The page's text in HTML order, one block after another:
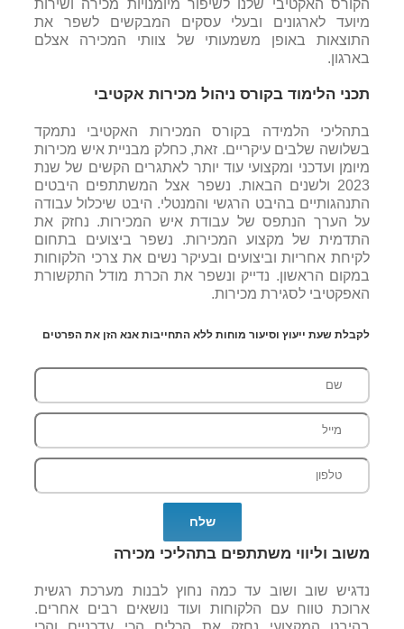
הקורס האקטיבי שלנו לשיפור מיומנויות מכירה ושירות
מיועד לארגונים ובעלי עסקים המבקשים לשפר את
התוצאות באופן משמעותי של צוותי המכירה אצלם
בארגון.
תכני הלימוד בקורס ניהול מכירות אקטיבי
בתהליכי הלמידה בקורס המכירות האקטיבי נתמקד
בשלושה שלבים עיקריים. זאת, כחלק מבניית איש מכירות
מיומן ועדכני ומקצועי עוד יותר לאתגרים הקשים של שנת
2023 ולשנים הבאות. נשפר אצל המשתתפים היבטים
התנהגותיים בהיבט הרגשי והמנטלי. היבט שיכלול עבודה
על הערך הנתפס של עבודת איש המכירות. נחזק את
התדמית של מקצוע המכירות. נשפר ביצועים בתחום
לקיחת אחריות וביצועים ובעיקר נשים את צרכי הלקוחות
במקום הראשון. נדייק ונשפר את הכרת מודל התקשורת
האפקטיבי לסגירת מכירות.
לקבלת שעת ייעוץ וסיעור מוחות ללא התחייבות אנא הזן את הפרטים
משוב וליווי משתתפים בתהליכי מכירה
נדגיש שוב ושוב עד כמה נחוץ לבנות מערכת רגשית
ארוכת טווח עם הלקוחות ועוד נושאים רבים אחרים.